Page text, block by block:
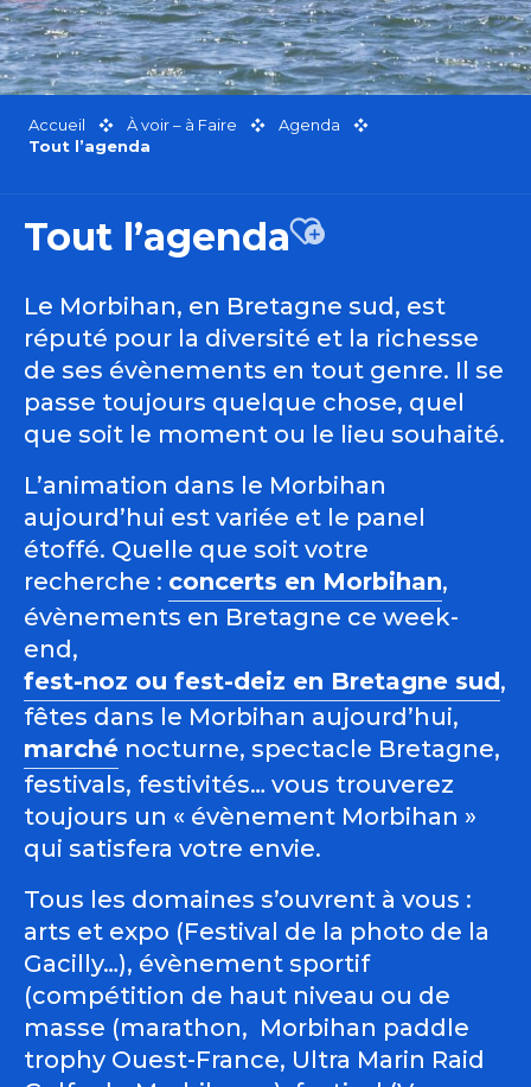
Accueil À voir – à Faire
Agenda
Tout l’agenda
Tout l’agendaAjouter aux
Le Morbihan, en Bretagne sud, est
réputé pour la diversité et la richesse
de ses évènements en tout genre. Il se
passe toujours quelque chose, quel
que soit le moment ou le lieu souhaité.
L’animation dans le Morbihan
aujourd’hui est variée et le panel
étoffé. Quelle que soit votre
recherche : concerts en Morbihan,
évènements en Bretagne ce week-
end,
fest-noz ou fest-deiz en Bretagne sud,
fêtes dans le Morbihan aujourd’hui,
marché nocturne, spectacle Bretagne,
festivals, festivités… vous trouverez
toujours un « évènement Morbihan »
qui satisfera votre envie.
Tous les domaines s’ouvrent à vous :
arts et expo (Festival de la photo de la
Gacilly…), évènement sportif
(compétition de haut niveau ou de
masse (marathon, Morbihan paddle
trophy Ouest-France, Ultra Marin Raid